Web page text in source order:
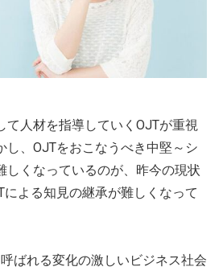
て人材を指導していくOJTが重視
し、OJTをおこなうべき中堅～シ
しくなっているのが、昨今の現状
よる知見の継承が難しくなって
ばれる変化の激しいビジネス社会